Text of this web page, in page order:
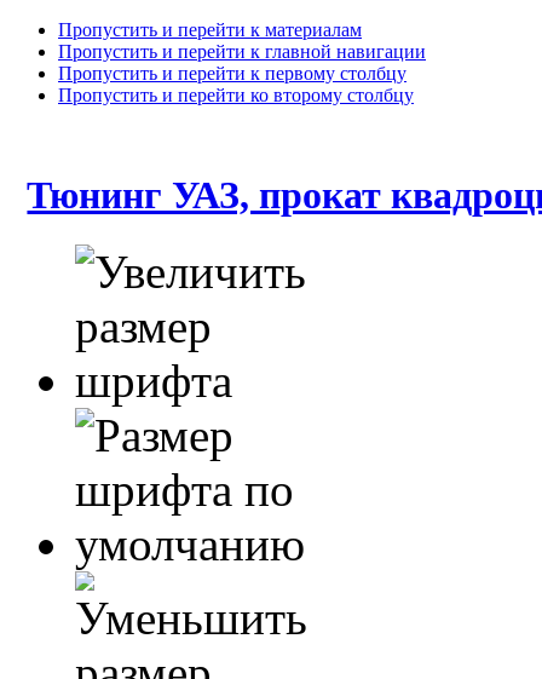
Пропустить и перейти к материалам
Пропустить и перейти к главной навигации
Пропустить и перейти к первому столбцу
Пропустить и перейти ко второму столбцу
Тюнинг УАЗ, прокат